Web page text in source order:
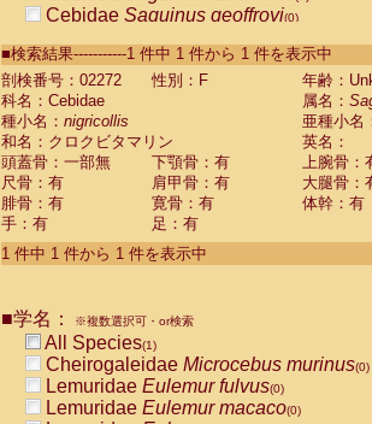
Cebidae Saguinus geoffroyi(0)
CebidaeSaguinus labiatus(0)
Cebidae Saguinus leucopus (0)
Cebidae
CebidaeSaguinus mystax
CebidaeSaguinus nigricollis (1)
Cebidae Saguinus oedipus
Cebidae Saguinus weddelli
Cebidae Saguinusspp.
Cebidae Aotus trivirgatus
Cebidae Cebus albifrons
CebidaeCebus nigrivittatus
CebidaeCebus
CebidaeSaimiri boliviensis(0)
CebidaeSaimiri sciureus(0)
AtelidaeAlouatta caraya(0)
■検索結果-----------1 件中 1 件から 1 件を表示中
剖検番号：02272
性別：F
年齢：
科名：Cebidae
属名：
種小名： nigricollis
亜種小名
和名：クロクビタマリン
英名：
頭蓋骨：一部無
下顎骨：有
上腕骨：
尺骨：有
肩甲骨：有
大腿骨：
腓骨：有
寛骨：有
体幹：有
手：有
足：有
1 件中 1 件から 1 件を表示中
■学名： ※複数選択可・or検索
All Species(1)
Cheirogaleidae Microcebus murinus(0)
Lemuridae Eulemur fulvus(0)
Lemuridae Eulemur macaco(0)